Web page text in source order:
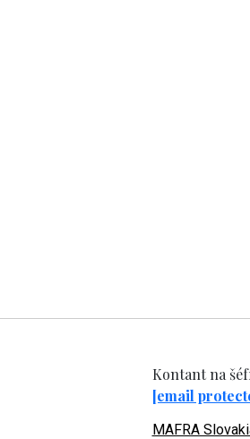
Kontant na
[email
MAFRA